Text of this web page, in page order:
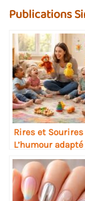
Publications
Rires et Sourires
L’humour
tout-petits